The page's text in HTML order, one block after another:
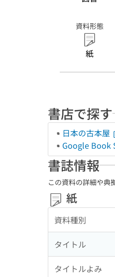
資料形態
紙
書店で探す
日本の古本屋
Google Book
書誌情報
この資料の詳細や典
紙
資料種別
タイトル
タイトルよみ